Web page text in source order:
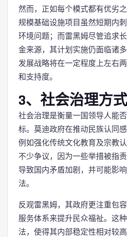
然而，正如每个模式都有优劣
规模基础设施项目虽然短期内
环境问题；而雷黑姆尽管追求
金来源，其计划实施仍面临诸
发展战略将在一定程度上左右
和支持度。
3、社会治理方
社会治理是衡量一国领导人能
标。莫迪政府在推动民族认同
例如强化传统文化教育及宗教
不少争议，因为一些举措被指
导致国内矛盾加剧，并可能影
法。
反观雷黑姆，其政府更注重包
服务体系来提升民众福祉。这
法，使得其内部稳定性相对较